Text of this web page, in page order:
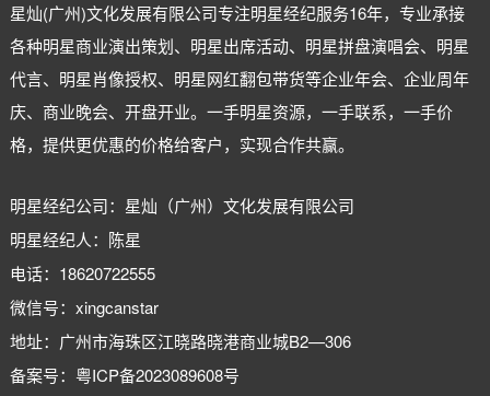
星灿(广州)文化发展有限公司专注明星经纪服务16年，专业承接
各种明星商业演出策划、明星出席活动、明星拼盘演唱会、明星
代言、明星肖像授权、明星网红翻包带货等企业年会、企业周年
庆、商业晚会、开盘开业。一手明星资源，一手联系，一手价
格，提供更优惠的价格给客户，实现合作共赢。
明星经纪公司：星灿（广州）文化发展有限公司
明星经纪人：陈星
电话：18620722555
微信号：xingcanstar
地址：广州市海珠区江晓路晓港商业城B2—306
备案号： 粤ICP备2023089608号